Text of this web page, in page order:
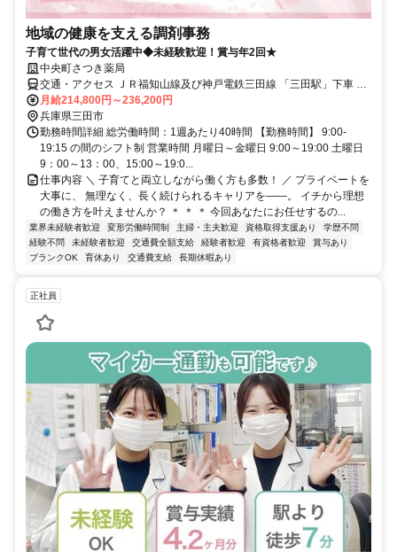
地域の健康を支える調剤事務
子育て世代の男女活躍中◆未経験歓迎！賞与年2回★
中央町さつき薬局
交通・アクセス ＪＲ福知山線及び神戸電鉄三田線 「三田駅」下車 徒
歩約6分
月給214,800円～236,200円
兵庫県三田市
勤務時間詳細 総労働時間：1週あたり40時間 【勤務時間】 9:00-
19:15 の間のシフト制 営業時間 月曜日～金曜日 9:00～19:00 土曜日
9：00～13：00、15:00～19:0...
仕事内容 ＼ 子育てと両立しながら働く方も多数！ ／ プライベートを
大事に、 無理なく、長く続けられるキャリアを――。 イチから理想
の働き方を叶えませんか？ ＊ ＊ ＊ 今回あなたにお任せするの...
業界未経験者歓迎 変形労働時間制 主婦・主夫歓迎 資格取得支援あり
学歴不問
経験不問
未経験者歓迎 交通費全額支給 経験者歓迎 有資格者歓迎
賞与あり
ブランクOK
育休あり 交通費支給 長期休暇あり
正社員